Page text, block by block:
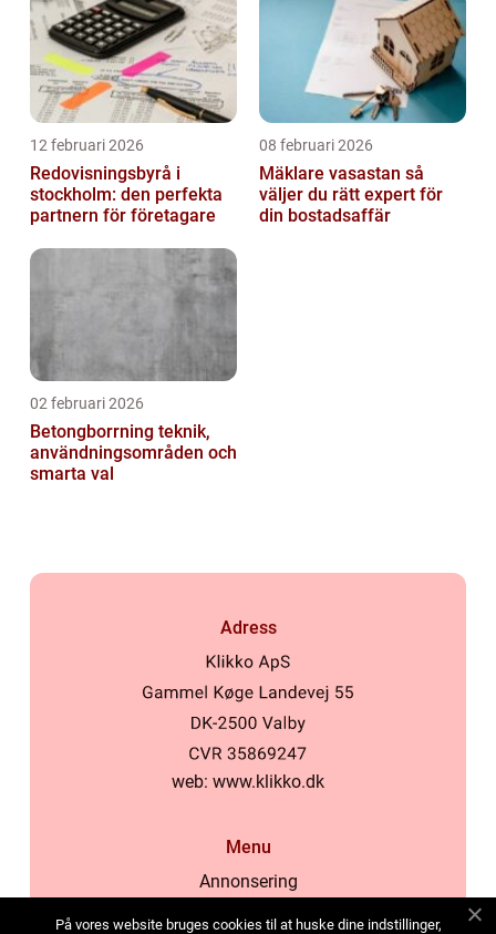
12 februari 2026
Redovisningsbyrå i
stockholm: den perfekta
partnern för företagare
08 februari 2026
Mäklare vasastan så
väljer du rätt expert för
din bostadsaffär
02 februari 2026
Betongborrning teknik,
användningsområden och
smarta val
Adress
web: www.klikko.dk
Menu
Annonsering
På vores website bruges cookies til at huske dine indstillinger,